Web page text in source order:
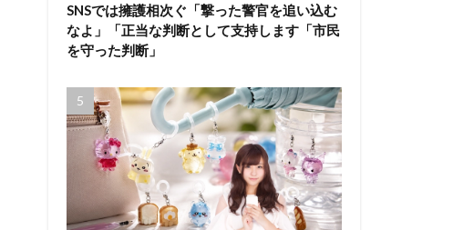
SNSでは擁護相次ぐ「撃った警官を追い込む
なよ」「正当な判断として支持します「市民
を守った判断」